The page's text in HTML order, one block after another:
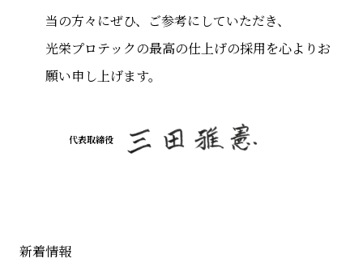
当の方々にぜひ、ご参考にしていただき、
光栄プロテックの最高の仕上げの採用を心よりお
願い申し上げます。
代表取締役
新着情報